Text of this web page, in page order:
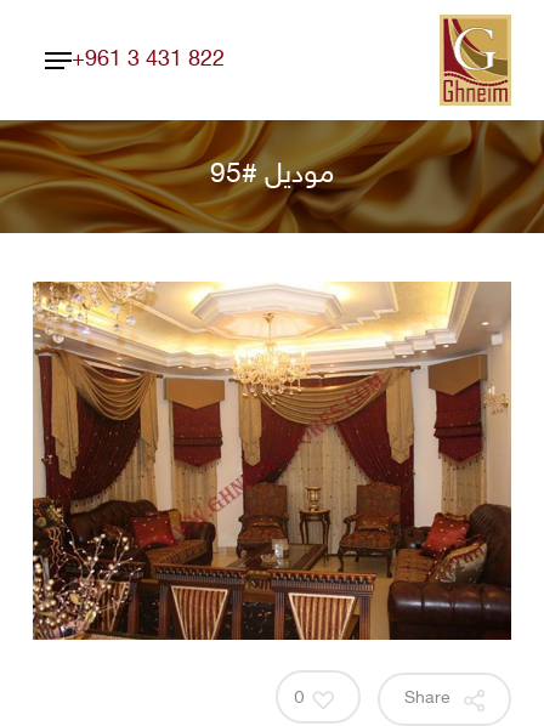
Skip
main
content
+961 3 431 822
Menu
موديل #95
0
Close
Menu